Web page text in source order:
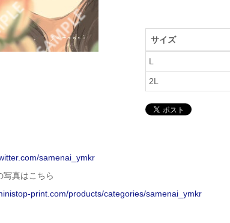
サイズ
L
2L
samenai_ymkr
写真はこちら
print.com/products/categories/samenai_ymkr